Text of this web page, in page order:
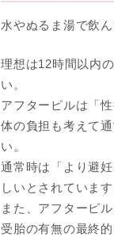
水やぬるま湯で飲ん
理想は12時間以内
い。
アフターピルは「
体の負担も考えて
い。
通常時は「より避
しいとされています
また、アフターピ
受胎の有無の最終